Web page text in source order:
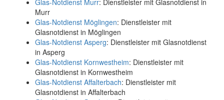
Murr
Glas-Notdienst Möglingen: Dienstleister mit
Glasnotdienst in Möglingen
Glas-Notdienst Asperg: Dienstleister mit Glasnotdienst
in Asperg
Glas-Notdienst Kornwestheim: Dienstleister mit
Glasnotdienst in Kornwestheim
Glas-Notdienst Affalterbach: Dienstleister mit
Glasnotdienst in Affalterbach